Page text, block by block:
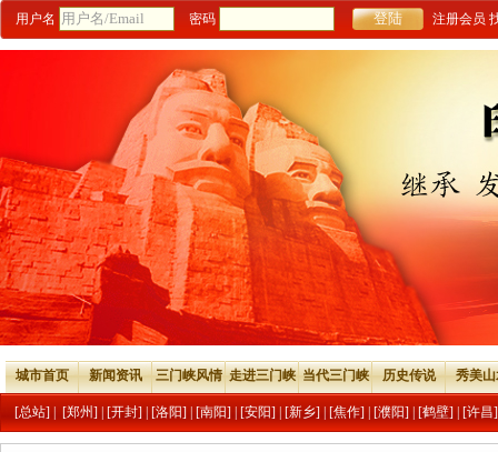
用户名 密码 注册会员
城市首页 新闻资讯 三门峡风情 走进三门峡 当代三门峡 历史传说 秀美
[总站] [郑州] [开封] [洛阳] [南阳] [安阳] [新乡] [焦作] [濮阳] [鹤壁] [许昌]